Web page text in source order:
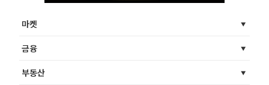
마켓
금융
부동산